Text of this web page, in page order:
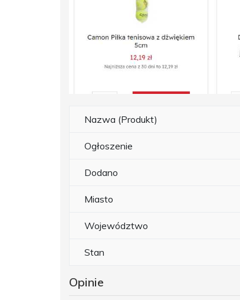
Nazwa (Produkt)
Ogłoszenie
Dodano
Miasto
Województwo
Stan
Opinie